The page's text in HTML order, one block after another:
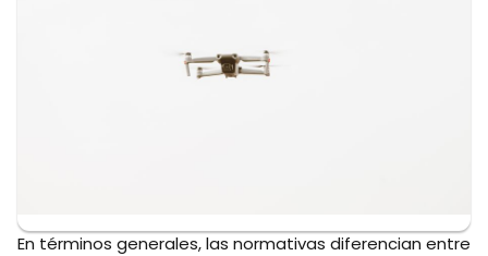
En términos generales, las normativas diferencian entre